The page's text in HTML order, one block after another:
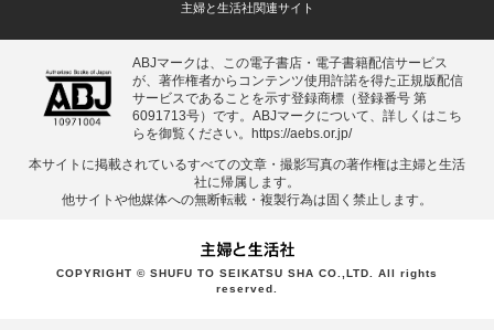
主婦と生活社関連サイト
ABJマークは、この電子書店・電子書籍配信サービス
が、著作権者からコンテンツ使用許諾を得た正規版配信
サービスであることを示す登録商標（登録番号 第
6091713号）です。ABJマークについて、詳しくはこち
らを御覧ください。 https://aebs.or.jp/
本サイトに掲載されているすべての⽂章・撮影写真の著作権は主婦と⽣活
社に帰属します。
他サイトや他媒体への無断転載・複製⾏為は固く禁⽌します。
COPYRIGHT © SHUFU TO SEIKATSU SHA CO.,LTD. All rights
reserved.